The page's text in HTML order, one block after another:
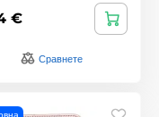
€
Сравнете